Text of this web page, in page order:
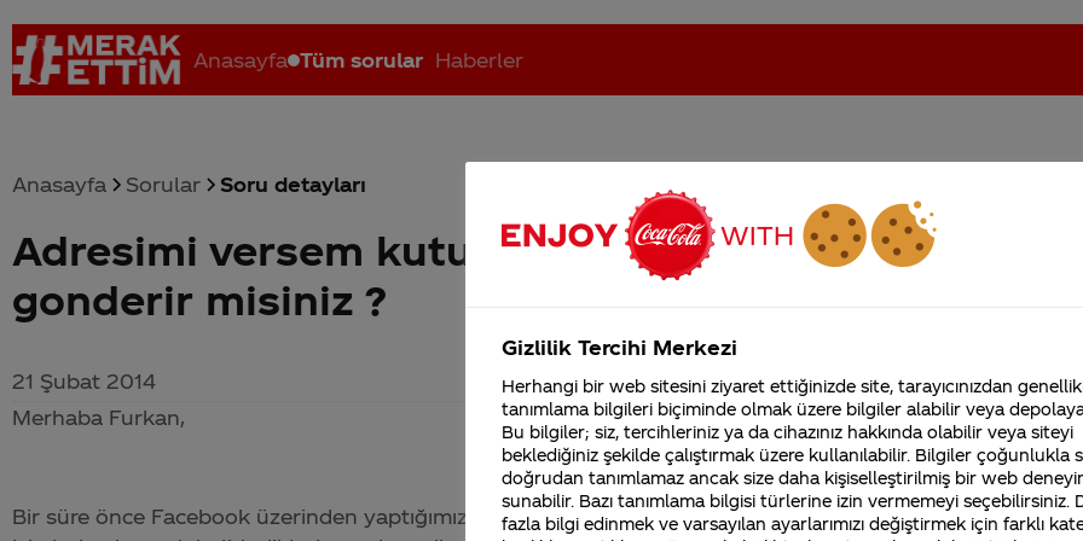
Anasayfa Tüm sorular Haberler
Coca-Cola nerenin malı? Coca cola İsrail malı mı Yani ... Coca-Cola'nın Filistin'de fabr... Coca-Cola’yı kim buldu?
Anasayfa Sorular Soru detayları
Adresimi versem kutu kolanin uzerine furkan yazip
gonderir misiniz ?
21 Şubat 2014
Merhaba Furkan,
Bir süre önce Facebook üzerinden yaptığımız ve katılımcılarınCoca-Colapaketleri üzerinde görmek
Coca-Cola Şirketi
merak ettikleriniz.
Fabrikalarımız,
sertifikalarımız, faaliyet
gösterdiğimiz ülkeler,
tarihçemiz ve daha
Gizlilik Tercihi Merkezi
Herhangi bir web sitesini ziyaret ettiğinizde site, tarayıcınızdan
tanımlama bilgileri biçiminde olmak üzere bilgiler alabilir veya
Bu bilgiler; siz, tercihleriniz ya da cihazınız hakkında olabilir veya siteyi
beklediğiniz şekilde çalıştırmak üzere kullanılabilir. Bilgiler çoğunlukla
doğrudan tanımlamaz ancak size daha kişiselleştirilmiş bir web
sunabilir. Bazı tanımlama bilgisi türlerine izin vermemeyi seçebilirsiniz.
fazla bilgi edinmek ve varsayılan ayarlarımızı değiştirmek için farklı